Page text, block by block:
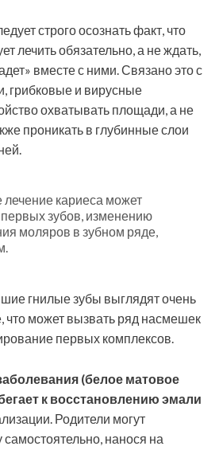
строго осознать факт, что
лечить обязательно, а не ждать,
вместе с ними. Связано это с
грибковые и вирусные
охватывать площади, а не
проникать в глубинные слои
кариеса может
первых зубов, изменению
моляров в зубном ряде,
гнилые зубы выглядят очень
что может вызвать ряд насмешек
первых комплексов.
(белое матовое
к восстановлению эмали
Родители могут
нанося на